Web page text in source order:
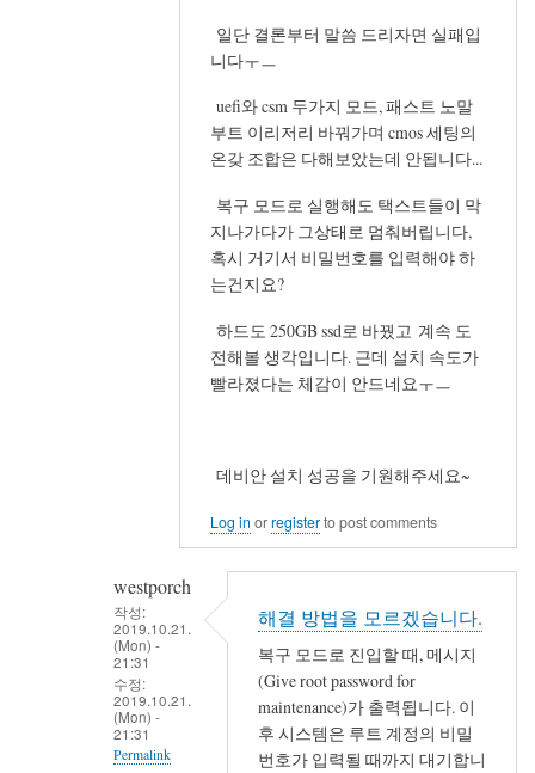
일단 결론부터 말씀 드리자면 실패입
니다ㅜㅡ
uefi와 csm 두가지 모드, 패스트 노말
부트 이리저리 바꿔가며 cmos 세팅의
온갖 조합은 다해보았는데 안됩니다...
복구 모드로 실행해도 택스트들이 막
지나가다가 그상태로 멈춰버립니다,
혹시 거기서 비밀번호를 입력해야 하
는건지요?
하드도 250GB ssd로 바꿨고 계속 도
전해볼 생각입니다. 근데 설치 속도가
빨라졌다는 체감이 안드네요ㅜㅡ
데비안 설치 성공을 기원해주세요~
Log in orregisterto post comments
westporch
작성:
2019.10.21.
(Mon) -
21:31
수정:
2019.10.21.
(Mon) -
21:31
Permalink
해결 방법을 모르겠습니다.
복구 모드로 진입할 때, 메시지
(Give root password for
maintenance)가 출력됩니다. 이
후 시스템은 루트 계정의 비밀
번호가 입력될 때까지 대기합니